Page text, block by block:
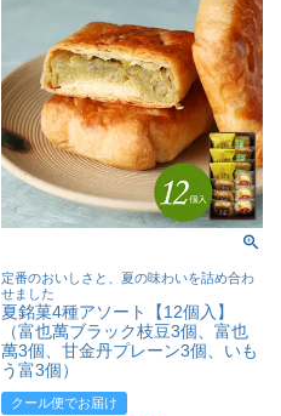
定番のおいしさと、夏の味わいを詰め合わ
せました
夏銘菓4種アソート【12個入】
（富也萬ブラック枝豆3個、富也
萬3個、甘金丹プレーン3個、いも
う富3個）
クール便でお届け